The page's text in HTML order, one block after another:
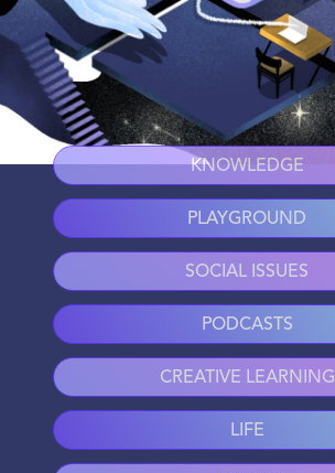
KNOWLEDGE
PLAYGROUND
SOCIAL ISSUES
PODCASTS
CREATIVE LEARNING
LIFE